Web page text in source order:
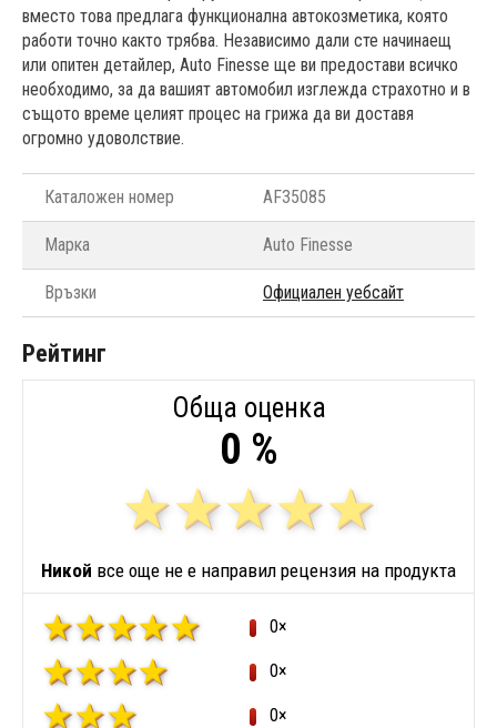
вместо това предлага функционална автокозметика, която
работи точно както трябва. Независимо дали сте начинаещ
или опитен детайлер, Auto Finesse ще ви предостави всичко
необходимо, за да вашият автомобил изглежда страхотно и в
същото време целият процес на грижа да ви доставя
огромно удоволствие.
Каталожен номер AF35085
Марка Auto Finesse
Връзки Официален уебсайт
Рейтинг
Обща оценка
0 %
Никой все още не е направил рецензия на продукта
0×
0×
0×